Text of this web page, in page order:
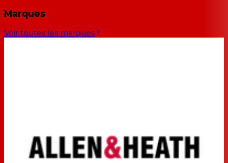
Marques
Voir toutes les marques